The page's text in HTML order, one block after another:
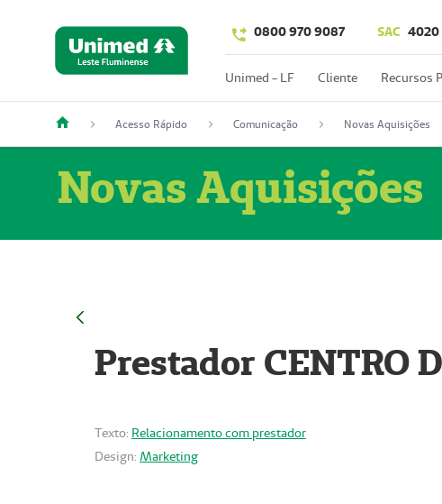
0800 970 9087 SAC 4020
Unimed - LF Cliente Recursos
Acesso Rápido Comunicação Novas Aquisições
Novas Aquisições
Prestador CENTRO
Texto: Relacionamento com prestador
Design: Marketing